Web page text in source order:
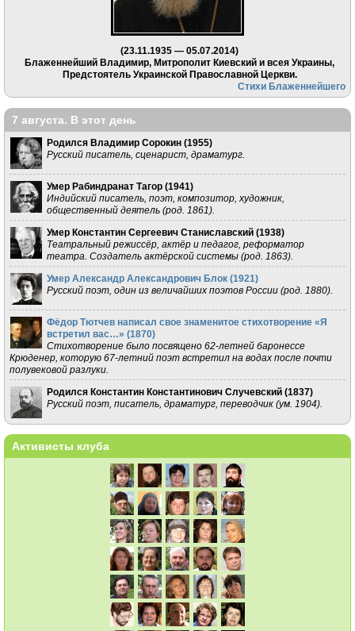
(23.11.1935 — 05.07.2014)
Блаженнейший Владимир, Митрополит Киевский и всея Украины,
Предстоятель Украинской Православной Церкви.
Стихи Блаженнейшего
7 августа. В этот день
Родился Владимир Сорокин (1955)
Русский писатель, сценарист, драматург.
Умер Рабиндранат Тагор (1941)
Индийский писатель, поэт, композитор, художник,
общественный деятель (род. 1861).
Умер Константин Сергеевич Станиславский (1938)
Театральный режиссёр, актёр и педагог, реформатор
театра. Создатель актёрской системы (род. 1863).
Умер Александр Александрович Блок (1921)
Русский поэт, один из величайших поэтов России (род. 1880).
Фёдор Тютчев написал свое знаменитое стихотворение «Я
встретил вас…» (1870)
Стихотворение было посвящено 62-летней баронессе
Крюденер, которую 67-летний поэт встретил на водах после почти
полувековой разлуки.
Родился Константин Константинович Случевский (1837)
Русский поэт, писатель, драматург, переводчик (ум. 1904).
Активисты клуба